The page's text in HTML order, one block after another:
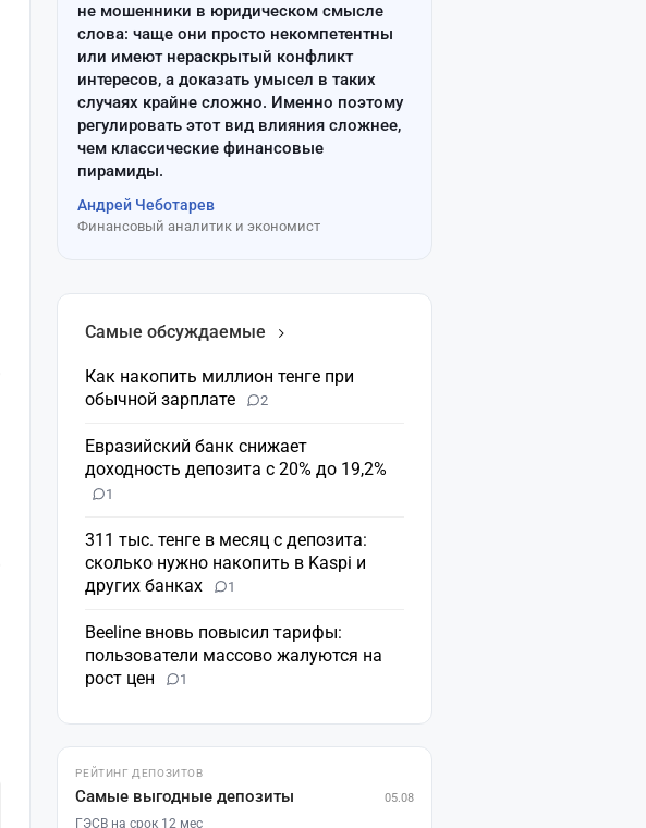
не мошенники в юридическом смысле
слова: чаще они просто некомпетентны
или имеют нераскрытый конфликт
интересов, а доказать умысел в таких
случаях крайне сложно. Именно поэтому
регулировать этот вид влияния сложнее,
чем классические финансовые
пирамиды.
Андрей Чеботарев
Финансовый аналитик и экономист
Самые обсуждаемые
Как накопить миллион тенге при
обычной зарплате
2
Евразийский банк снижает
доходность депозита с 20% до 19,2%
1
311 тыс. тенге в месяц с депозита:
сколько нужно накопить в Kaspi и
других банках
1
Beeline вновь повысил тарифы:
пользователи массово жалуются на
рост цен
1
РЕЙТИНГ ДЕПОЗИТОВ
Самые выгодные депозиты 05.08
ГЭСВ на срок 12 мес